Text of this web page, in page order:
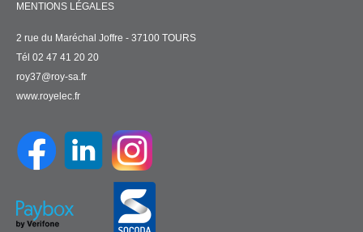
MENTIONS LÉGALES
2 rue du Maréchal Joffre - 37100 TOURS
Tél 02 47 41 20 20
roy37@roy-sa.fr
www.royelec.fr